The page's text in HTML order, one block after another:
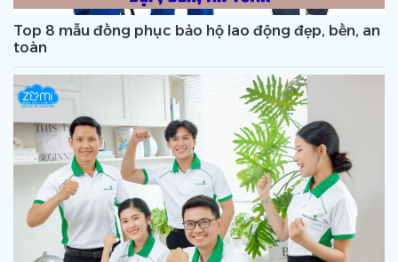
Top 8 mẫu đồng phục bảo hộ lao động đẹp, bền, an
toàn